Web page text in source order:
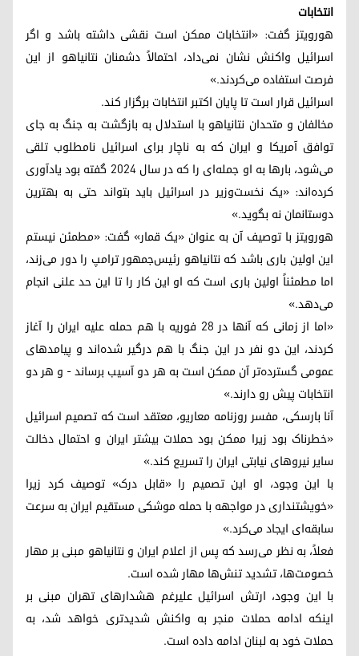
انتخابات
هورویتز گفت: «انتخابات ممکن است نقشی داشته باشد و اگر
اسرائیل واکنش نشان نمی‌داد، احتمالاً دشمنان نتانیاهو از این
فرصت استفاده می‌کردند.»
اسرائیل قرار است تا پایان اکتبر انتخابات برگزار کند.
مخالفان و متحدان نتانیاهو با استدلال به بازگشت به جنگ به جای
توافق آمریکا و ایران که به ناچار برای اسرائیل نامطلوب تلقی
می‌شود، بارها به او جمله‌ای را که در سال ۲۰۲۴ گفته بود یادآوری
کرده‌اند: «یک نخست‌وزیر در اسرائیل باید بتواند حتی به بهترین
دوستانمان نه بگوید.»
هورویتز با توصیف آن به عنوان «یک قمار» گفت: «مطمئن نیستم
این اولین باری باشد که نتانیاهو رئیس‌جمهور ترامپ را دور می‌زند،
اما مطمئناً اولین باری است که او این کار را تا این حد علنی انجام
می‌دهد.»
«اما از زمانی که آنها در ۲۸ فوریه با هم حمله علیه ایران را آغاز
کردند، این دو نفر در این جنگ با هم درگیر شده‌اند و پیامدهای
عمومی گسترده‌تر آن ممکن است به هر دو آسیب برساند - و هر دو
انتخابات پیش رو دارند.»
آنا بارسکی، مفسر روزنامه معاریو، معتقد است که تصمیم اسرائیل
«خطرناک بود زیرا ممکن بود حملات بیشتر ایران و احتمال دخالت
سایر نیروهای نیابتی ایران را تسریع کند.»
با این وجود، او این تصمیم را «قابل درک» توصیف کرد زیرا
«خویشتنداری در مواجهه با حمله موشکی مستقیم ایران به سرعت
سابقه‌ای ایجاد می‌کرد.»
فعلاً، به نظر می‌رسد که پس از اعلام ایران و نتانیاهو مبنی بر مهار
خصومت‌ها، تشدید تنش‌ها مهار شده است.
با این وجود، ارتش اسرائیل علیرغم هشدارهای تهران مبنی بر
اینکه ادامه حملات منجر به واکنش شدیدتری خواهد شد، به
حملات خود به لبنان ادامه داده است.